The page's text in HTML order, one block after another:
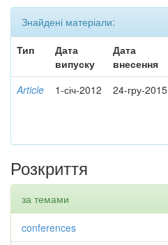
Знайдені матеріали:
Тип
Дата
випуску
Дата
внесення
Article 1-січ-2012 24-гру-2015
Розкриття
за темами
conferences